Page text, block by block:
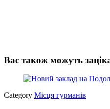
Вас також можуть
Category Місця гурманів